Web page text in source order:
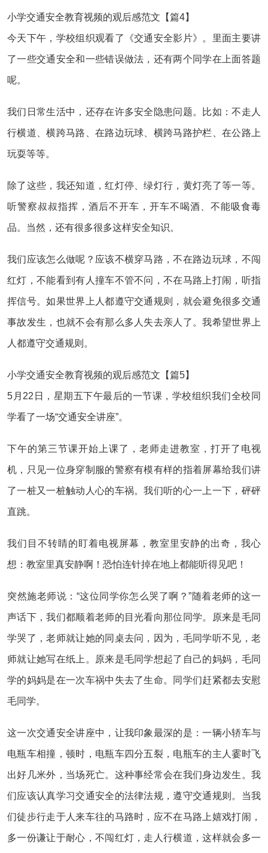
小学交通安全教育视频的观后感范文【篇4】
今天下午，学校组织观看了《交通安全影片》。里面主要讲
了一些交通安全和一些错误做法，还有两个同学在上面答题
呢。
我们日常生活中，还存在许多安全隐患问题。比如：不走人
行横道、横跨马路、在路边玩球、横跨马路护栏、在公路上
玩耍等等。
除了这些，我还知道，红灯停、绿灯行，黄灯亮了等一等。
听警察叔叔指挥，酒后不开车，开车不喝酒、不能吸食毒
品。当然，还有很多很多这样安全知识。
我们应该怎么做呢？应该不横穿马路，不在路边玩球，不闯
红灯，不能看到有人撞车不管不问，不在马路上打闹，听指
挥信号。如果世界上人都遵守交通规则，就会避免很多交通
事故发生，也就不会有那么多人失去亲人了。我希望世界上
人都遵守交通规则。
小学交通安全教育视频的观后感范文【篇5】
5月22日，星期五下午最后的一节课，学校组织我们全校同
学看了一场“交通安全讲座”。
下午的第三节课开始上课了，老师走进教室，打开了电视
机，只见一位身穿制服的警察有模有样的指着屏幕给我们讲
了一桩又一桩触动人心的车祸。我们听的心一上一下，砰砰
直跳。
我们目不转睛的盯着电视屏幕，教室里安静的出奇，我心
想：教室里真安静啊！恐怕连针掉在地上都能听得见吧！
突然施老师说：“这位同学你怎么哭了啊？”随着老师的这一
声话下，我们都顺着老师的目光看向那位同学。原来是毛同
学哭了，老师就让她的同桌去问，因为，毛同学听不见，老
师就让她写在纸上。原来是毛同学想起了自己的妈妈，毛同
学的妈妈是在一次车祸中失去了生命。同学们赶紧都去安慰
毛同学。
这一次交通安全讲座中，让我印象最深的是：一辆小轿车与
电瓶车相撞，顿时，电瓶车四分五裂，电瓶车的主人霎时飞
出好几米外，当场死亡。这种事经常会在我们身边发生。我
们应该认真学习交通安全的法律法规，遵守交通规则。当我
们徒步行走于人来车往的马路时，应不在马路上嬉戏打闹，
多一份谦让于耐心，不闯红灯，走人行横道，这样就会多一